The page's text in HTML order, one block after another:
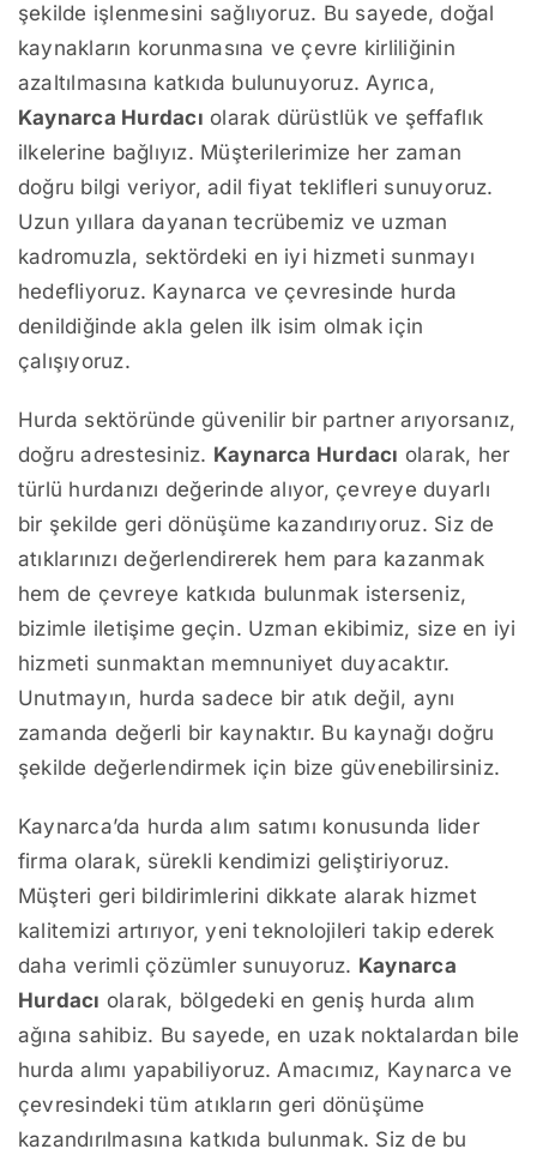
şekilde işlenmesini sağlıyoruz. Bu sayede, doğal
kaynakların korunmasına ve çevre kirliliğinin
azaltılmasına katkıda bulunuyoruz. Ayrıca,
Kaynarca Hurdacı olarak dürüstlük ve şeffaflık
ilkelerine bağlıyız. Müşterilerimize her zaman
doğru bilgi veriyor, adil fiyat teklifleri sunuyoruz.
Uzun yıllara dayanan tecrübemiz ve uzman
kadromuzla, sektördeki en iyi hizmeti sunmayı
hedefliyoruz. Kaynarca ve çevresinde hurda
denildiğinde akla gelen ilk isim olmak için
çalışıyoruz.
Hurda sektöründe güvenilir bir partner arıyorsanız,
doğru adrestesiniz. Kaynarca Hurdacı olarak, her
türlü hurdanızı değerinde alıyor, çevreye duyarlı
bir şekilde geri dönüşüme kazandırıyoruz. Siz de
atıklarınızı değerlendirerek hem para kazanmak
hem de çevreye katkıda bulunmak isterseniz,
bizimle iletişime geçin. Uzman ekibimiz, size en iyi
hizmeti sunmaktan memnuniyet duyacaktır.
Unutmayın, hurda sadece bir atık değil, aynı
zamanda değerli bir kaynaktır. Bu kaynağı doğru
şekilde değerlendirmek için bize güvenebilirsiniz.
Kaynarca’da hurda alım satımı konusunda lider
firma olarak, sürekli kendimizi geliştiriyoruz.
Müşteri geri bildirimlerini dikkate alarak hizmet
kalitemizi artırıyor, yeni teknolojileri takip ederek
daha verimli çözümler sunuyoruz. Kaynarca
Hurdacı olarak, bölgedeki en geniş hurda alım
ağına sahibiz. Bu sayede, en uzak noktalardan bile
hurda alımı yapabiliyoruz. Amacımız, Kaynarca ve
çevresindeki tüm atıkların geri dönüşüme
kazandırılmasına katkıda bulunmak. Siz de bu